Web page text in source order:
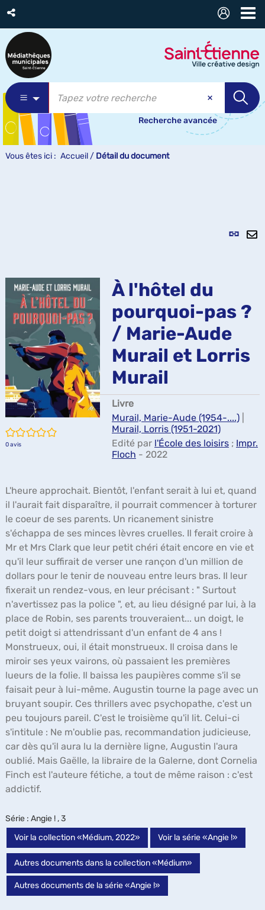
Recherche avancée
Vous êtes ici : Accueil / Détail du document
Lien
/5
0avis
À l'hôtel du
pourquoi-pas ?
/ Marie-Aude
Murail et Lorris
Murail
Livre
Murail, Marie-Aude (1954-....)
Murail, Lorris (1951-2021)
Edité par l'École des loisirs ; Impr.
Floch - 2022
L'heure approchait. Bientôt, l'enfant serait à lui et, quand
il l'aurait fait disparaître, il pourrait commencer à torturer
le coeur de ses parents. Un ricanement sinistre
s'échappa de ses minces lèvres cruelles. Il ferait croire à
Mr et Mrs Clark que leur petit chéri était encore en vie et
qu'il leur suffirait de verser une rançon d'un million de
dollars pour le tenir de nouveau entre leurs bras. Il leur
fixerait un rendez-vous, en leur précisant : " Surtout
n'avertissez pas la police ", et, au lieu désigné par lui, à la
place de Robin, ses parents trouveraient... un doigt, le
petit doigt si attendrissant d'un enfant de 4 ans !
Monstrueux, oui, il était monstrueux. Il croisa dans le
miroir ses yeux vairons, où passaient les premières
lueurs de la folie. Il baissa les paupières comme s'il se
faisait peur à lui-même. Augustin tourne la page avec un
bruyant soupir. Ces thrillers avec psychopathe, c'est un
peu toujours pareil. C'est le troisième qu'il lit. Celui-ci
s'intitule : Ne m'oublie pas, recommandation judicieuse,
car dès qu'il aura lu la dernière ligne, Augustin l'aura
oublié. Mais Gaëlle, la libraire de la Galerne, dont Cornelia
Finch est l'auteure fétiche, a tout de même raison : c'est
addictif.
Série : Angie ! , 3
Voir la collection «Médium, 2022»
Voir la série «Angie !»
Autres documents dans la collection «Médium»
Autres documents de la série «Angie !»